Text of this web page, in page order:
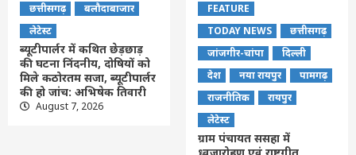
छत्तीसगढ़
बलौदाबाजार
लेटेस्ट
ब्यूटीपार्लर में कथित छेड़छाड़
की घटना निंदनीय, दोषियों को
मिले कठोरतम सजा, ब्यूटीपार्लर
की हो जांच: अभिषेक तिवारी
August 7, 2026
FEATURE
TODAY NEWS
छत्तीसगढ़
जांजगीर-चांपा
दिल्ली
देश
नया रायपुर
पामगढ़
राजनीतिक
रायपुर
लेटेस्ट
ग्राम पंचायत ससहा में